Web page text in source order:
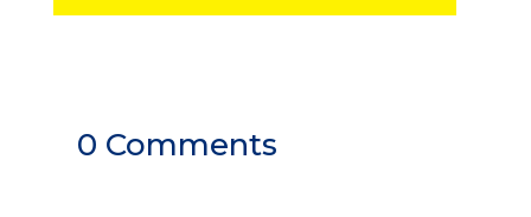
0 Comments